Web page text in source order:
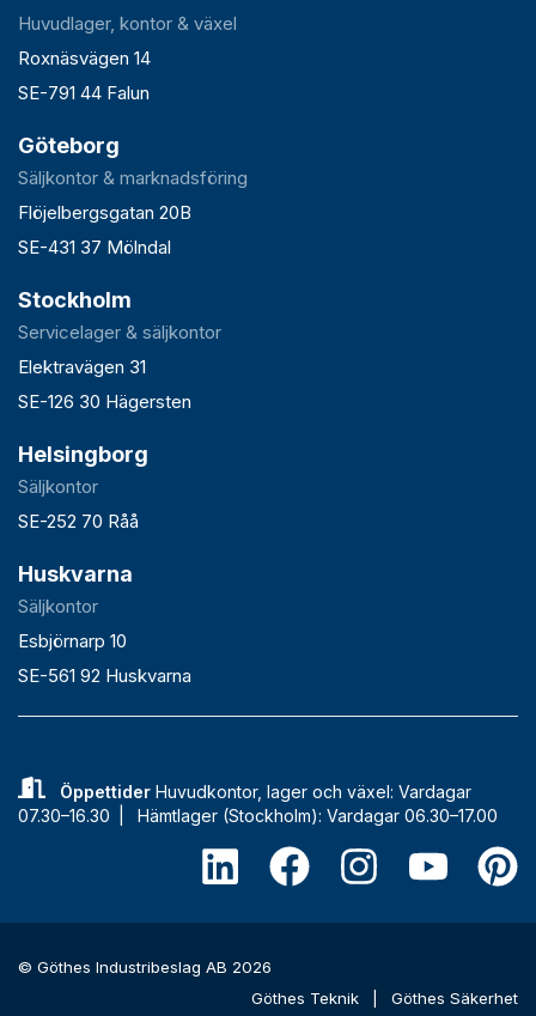
Huvudlager, kontor & växel
Roxnäsvägen 14
SE-791 44 Falun
Göteborg
Säljkontor & marknadsföring
Flöjelbergsgatan 20B
SE-431 37 Mölndal
Stockholm
Servicelager & säljkontor
Elektravägen 31
SE-126 30 Hägersten
Helsingborg
Säljkontor
SE-252 70 Råå
Huskvarna
Säljkontor
Esbjörnarp 10
SE-561 92 Huskvarna
ÖppettiderHuvudkontor, lager och växel: Vardagar
07.30–16.30 | Hämtlager (Stockholm): Vardagar 06.30–17.00
© Göthes Industribeslag AB 2026
Göthes Teknik
Göthes Säkerhet